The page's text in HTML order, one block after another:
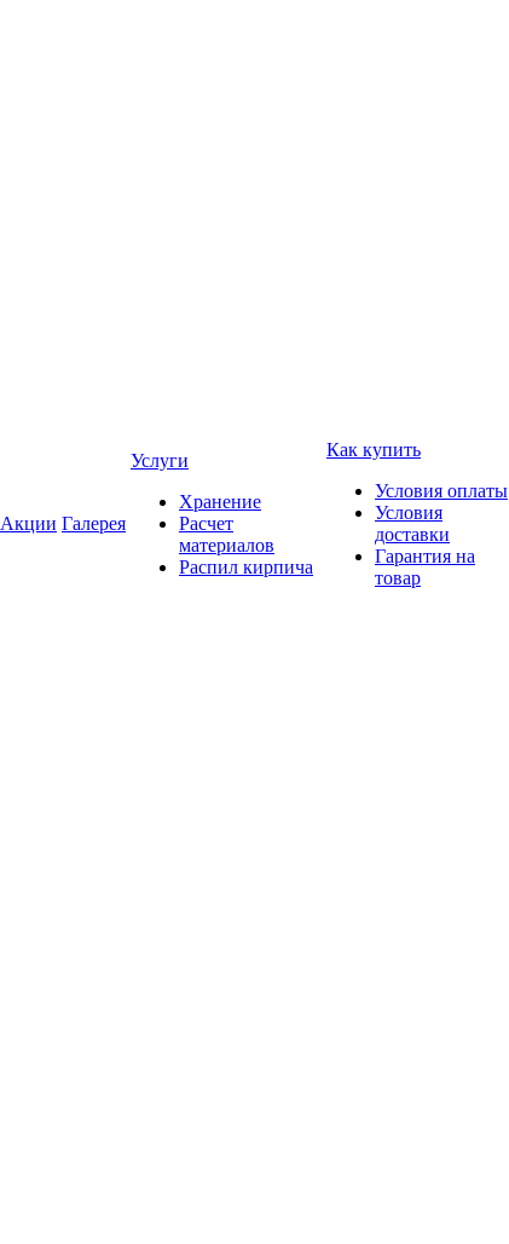
Акции Галерея
Услуги
Хранение
Расчет
материалов
Распил кирпича
Как купить
Условия оплаты
Условия
доставки
Гарантия на
товар